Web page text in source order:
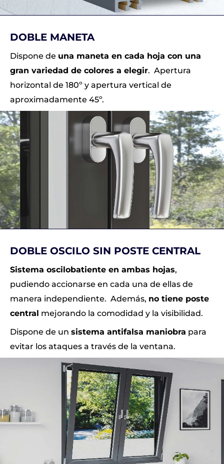
DOBLE MANETA
Dispone de una maneta en cada hoja con una
gran variedad de colores a elegir. Apertura
horizontal de 180º y apertura vertical de
aproximadamente 45º.
DOBLE OSCILO SIN POSTE CENTRAL
Sistema oscilobatiente en ambas hojas,
pudiendo accionarse en cada una de ellas de
manera independiente. Además, no tiene poste
central mejorando la comodidad y la visibilidad.
Dispone de un sistema antifalsa maniobra para
evitar los ataques a través de la ventana.